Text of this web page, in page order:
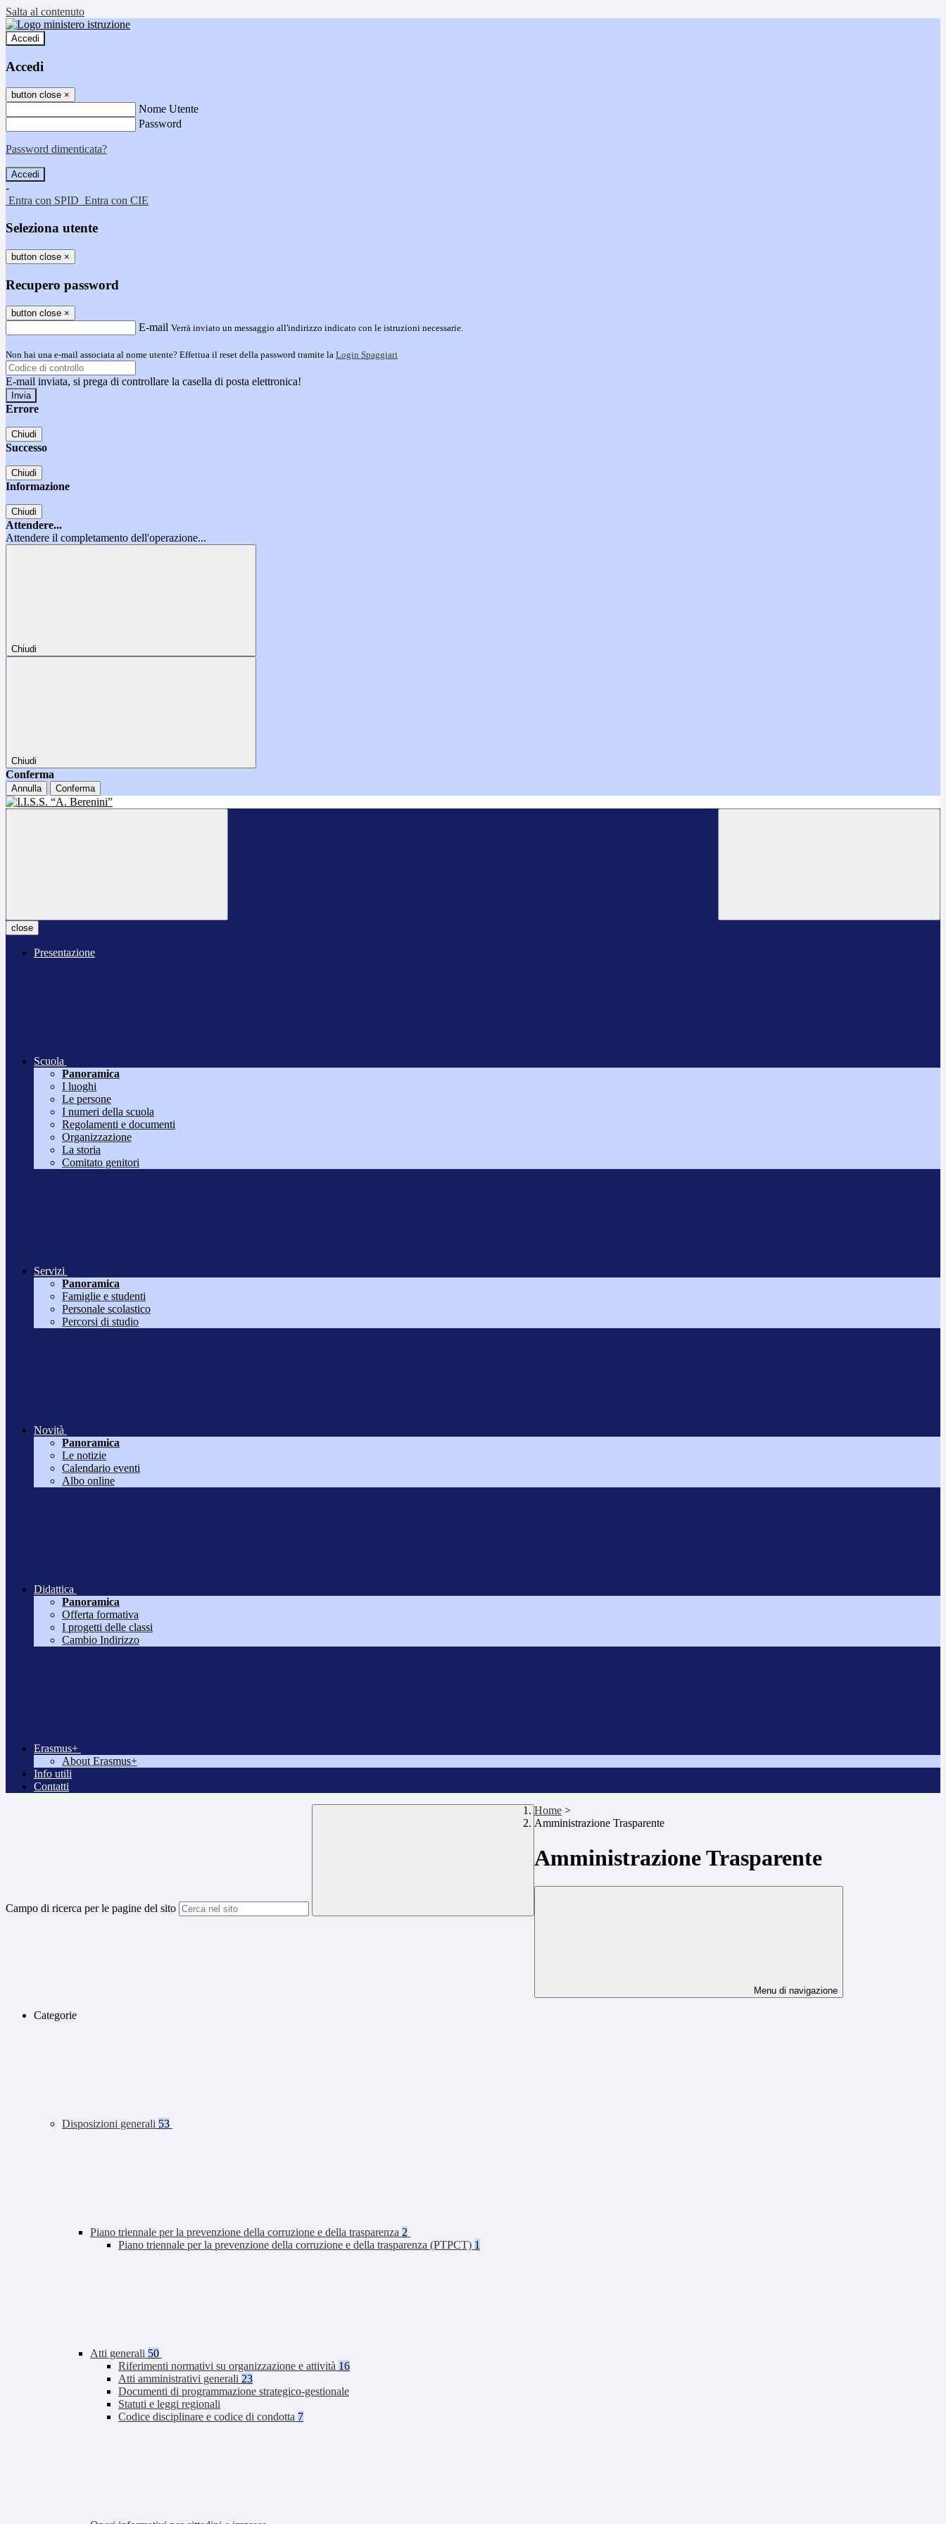
Salta al contenuto
Accedi
Accedi
button close ×
Nome Utente
Password
Password dimenticata?
-
Entra con SPID Entra con CIE
Seleziona utente
button close ×
Recupero password
button close ×
E-mail Verrà inviato un messaggio all'indirizzo indicato con le istruzioni necessarie.
Non hai una e-mail associata al nome utente? Effettua il reset della password tramite la Login Spaggiari
E-mail inviata, si prega di controllare la casella di posta elettronica!
Errore
Chiudi
Successo
Chiudi
Informazione
Chiudi
Attendere...
Attendere il completamento dell'operazione...
Chiudi
Chiudi
Conferma
Annulla Conferma
close
Presentazione
Scuola
Panoramica
I luoghi
Le persone
I numeri della scuola
Regolamenti e documenti
Organizzazione
La storia
Comitato genitori
Servizi
Panoramica
Famiglie e studenti
Personale scolastico
Percorsi di studio
Novità
Panoramica
Le notizie
Calendario eventi
Albo online
Didattica
Panoramica
Offerta formativa
I progetti delle classi
Cambio Indirizzo
Erasmus+
About Erasmus+
Info utili
Contatti
Campo di ricerca per le pagine del sito
Home >
Amministrazione Trasparente
Amministrazione Trasparente
Menu di navigazione
Categorie
Disposizioni generali 53
Piano triennale per la prevenzione della corruzione e della trasparenza 2
Piano triennale per la prevenzione della corruzione e della trasparenza (PTPCT) 1
Atti generali 50
Riferimenti normativi su organizzazione e attività 16
Atti amministrativi generali 23
Documenti di programmazione strategico-gestionale
Statuti e leggi regionali
Codice disciplinare e codice di condotta 7